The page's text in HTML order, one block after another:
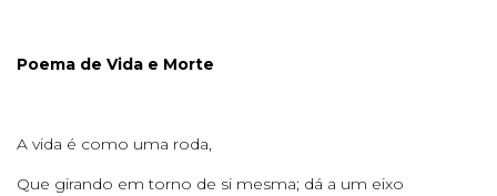
Poema de Vida e Morte
A vida é como uma roda,
Que girando em torno de si mesma; dá a um eixo